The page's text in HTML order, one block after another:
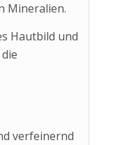
Mineralien.
Hautbild und
verfeinernd